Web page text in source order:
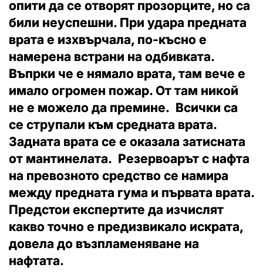
опити да се отворят прозорците, но са
били неуспешни. При удара предната
врата е изхвърчала, по-късно е
намерена встрани на одбивката.
Въпрки че е нямало врата, там вече е
имало огромен пожар. От там никой
не е можело да премине. Всички са
се струпали към средната врата.
Задната врата се е оказала затисната
от мантинелата. Резервоарът с нафта
на превозното средство се намира
между предната гума и първата врата.
Предстои експертите да изчислят
какво точно е предизвикало искрата,
довела до възпламеняване на
нафтата.